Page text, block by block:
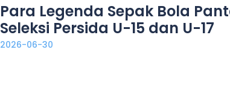
Para Legenda Sepak Bola
Seleksi Persida U-15 dan U-17
2026-06-30